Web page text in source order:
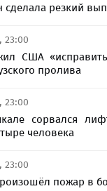
резкий
23:00
США
пролива
23:00
сорвался
человека
23:00
пожар в